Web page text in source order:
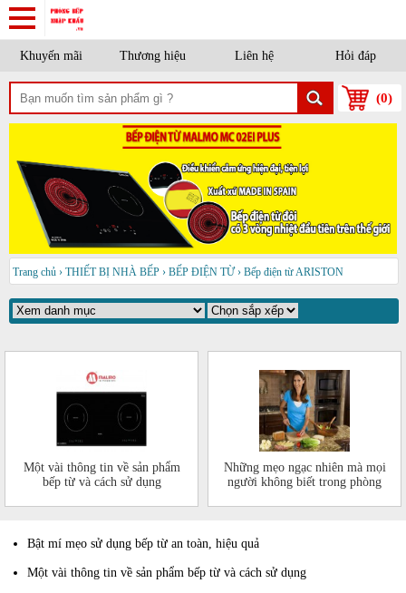
Khuyến mãi Thương hiệu Liên hệ Hỏi đáp
(0)
Trang chủ › THIẾT BỊ NHÀ BẾP › BẾP ĐIỆN TỪ › Bếp điện từ ARISTON
Một vài thông tin về sản phẩm
bếp từ và cách sử dụng
Những mẹo ngạc nhiên mà mọi
người không biết trong phòng
Bật mí mẹo sử dụng bếp từ an toàn, hiệu quả
Một vài thông tin về sản phẩm bếp từ và cách sử dụng